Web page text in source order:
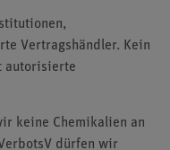
Vertragshändler. Kein
autorisierte
keine Chemikalien an
dürfen wir